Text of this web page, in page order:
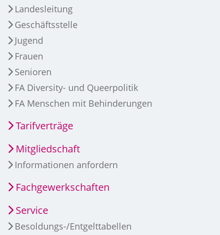
Landesleitung
Geschäftsstelle
Jugend
Frauen
Senioren
FA Diversity- und Queerpolitik
FA Menschen mit Behinderungen
Tarifverträge
Mitgliedschaft
Informationen anfordern
Fachgewerkschaften
Service
Besoldungs-/Entgelttabellen